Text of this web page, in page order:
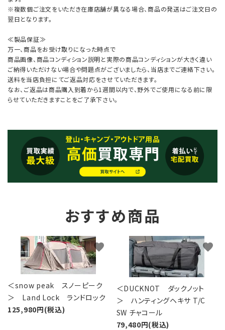
※複数個ご注文をいただき在庫店舗が異なる場合、商品の発送はご注文日の
翌日となります。
≪製品保証≫
万一、商品をお受け取りになった時点で
商品画像、商品コンディション説明と実際の商品コンディションが大きく違い
ご納得いただけない場合や問題点がございましたら、当店までご連絡下さい。
送料を当店負担にてご返品対応をさせていただきます。
なお、ご返品は商品購入到着から1週間以内で、野外でご使用になる前に限
らせていただきますことをご了承下さい。
おすすめ商品
＜snow peak スノーピーク
＞ Land Lock ランドロック
125,980円(税込)
favorite
＜DUCKNOT ダックノット
＞ ハンティングヘキサ T/C
SW チャコール
79,480円(税込)
favorite